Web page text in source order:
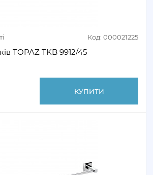
Код: 000021225
TOPAZ TKB 9912/45
КУПИТИ